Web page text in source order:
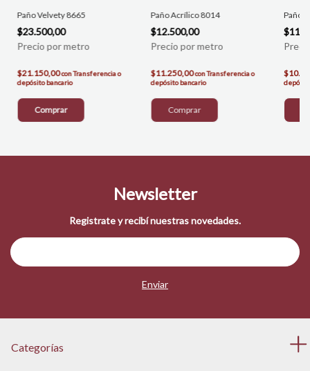
Paño Velvety 8665
$23.500,00
$21.150,00conTransferencia o
depósito bancario
Comprar
Paño Acrílico 8014
$12.500,00
$11.250,00conTransferencia o
depósito bancario
Paño
Newsletter
Registrate y recibí nuestras novedades.
Categorías